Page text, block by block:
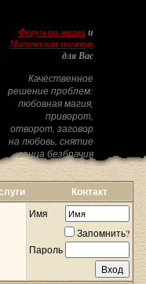
Форум по магиии
Магическая помощь
для Вас
Качественное
решение проблем:
любовная магия,
приворот,
отворот, заговор
на любовь, снятие
венца безбрачия
Контакт
Имя
Запомнить?
Пароль